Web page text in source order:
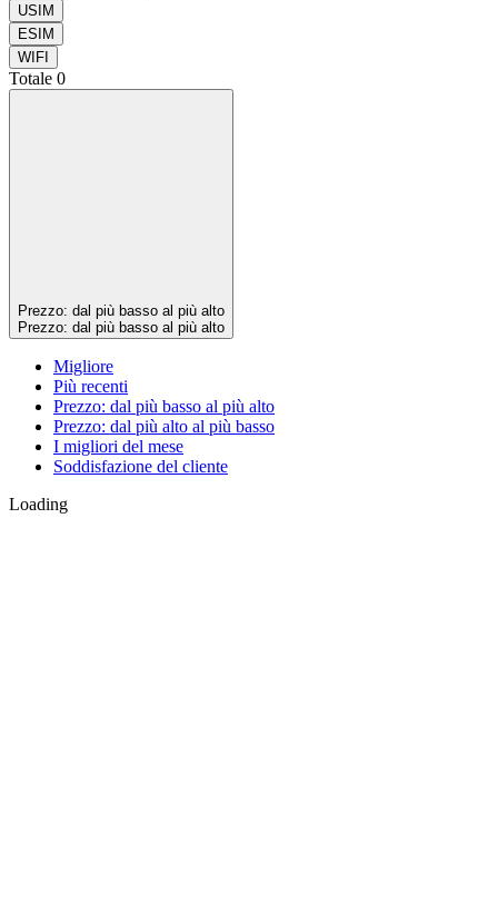
USIM
ESIM
WIFI
Totale 0
Prezzo: dal più basso al più alto
Prezzo: dal più basso al più alto
Migliore
Più recenti
Prezzo: dal più basso al più alto
Prezzo: dal più alto al più basso
I migliori del mese
Soddisfazione del cliente
Loading